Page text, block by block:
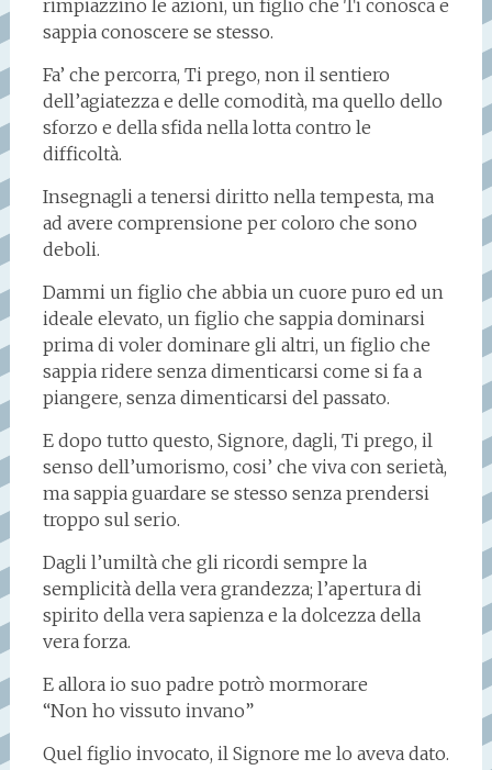
rimpiazzino le azioni, un figlio che Ti conosca e
sappia conoscere se stesso.
Fa’ che percorra, Ti prego, non il sentiero
dell’agiatezza e delle comodità, ma quello dello
sforzo e della sfida nella lotta contro le
difficoltà.
Insegnagli a tenersi diritto nella tempesta, ma
ad avere comprensione per coloro che sono
deboli.
Dammi un figlio che abbia un cuore puro ed un
ideale elevato, un figlio che sappia dominarsi
prima di voler dominare gli altri, un figlio che
sappia ridere senza dimenticarsi come si fa a
piangere, senza dimenticarsi del passato.
E dopo tutto questo, Signore, dagli, Ti prego, il
senso dell’umorismo, cosi’ che viva con serietà,
ma sappia guardare se stesso senza prendersi
troppo sul serio.
Dagli l’umiltà che gli ricordi sempre la
semplicità della vera grandezza; l’apertura di
spirito della vera sapienza e la dolcezza della
vera forza.
E allora io suo padre potrò mormorare
“Non ho vissuto invano”
Quel figlio invocato, il Signore me lo aveva dato.